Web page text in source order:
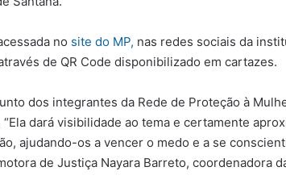
no site do MP, nas redes sociais da
de QR Code disponibilizado em cartazes.
dos integrantes da Rede de Proteção à
dará visibilidade ao tema e certamente
ajudando-os a vencer o medo e a se
de Justiça Nayara Barreto, coordenadora